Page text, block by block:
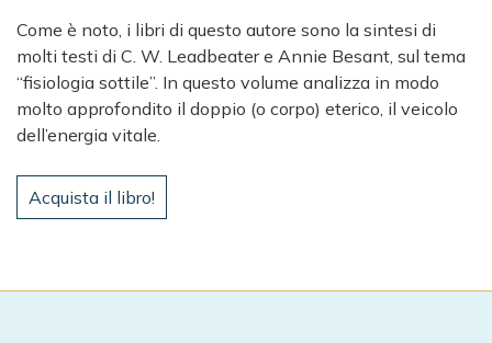
Come è noto, i libri di questo autore sono la sintesi di
molti testi di C. W. Leadbeater e Annie Besant, sul tema
“fisiologia sottile”. In questo volume analizza in modo
molto approfondito il doppio (o corpo) eterico, il veicolo
dell’energia vitale.
Acquista il libro!